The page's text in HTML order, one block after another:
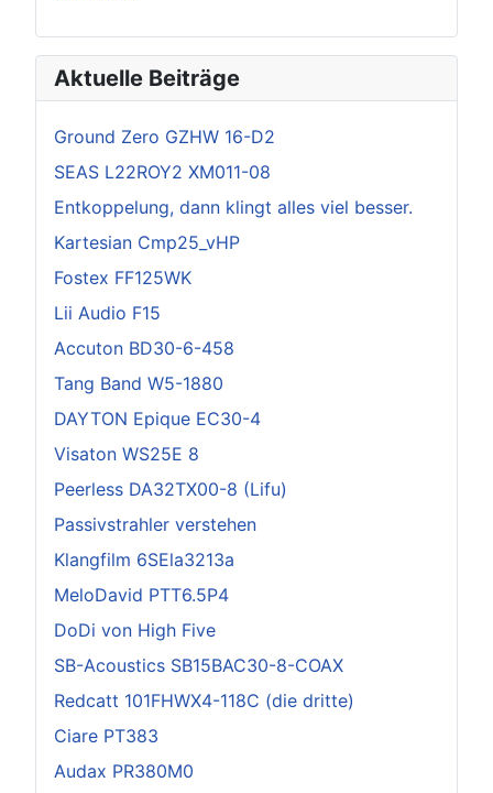
Aktuelle Beiträge
Ground Zero GZHW 16-D2
SEAS L22ROY2 XM011-08
Entkoppelung, dann klingt alles viel besser.
Kartesian Cmp25_vHP
Fostex FF125WK
Lii Audio F15
Accuton BD30-6-458
Tang Band W5-1880
DAYTON Epique EC30-4
Visaton WS25E 8
Peerless DA32TX00-8 (Lifu)
Passivstrahler verstehen
Klangfilm 6SEla3213a
MeloDavid PTT6.5P4
DoDi von High Five
SB-Acoustics SB15BAC30-8-COAX
Redcatt 101FHWX4-118C (die dritte)
Ciare PT383
Audax PR380M0